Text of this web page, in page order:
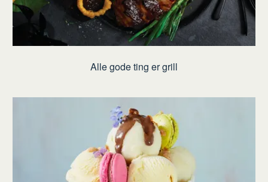
Alle gode ting er grill